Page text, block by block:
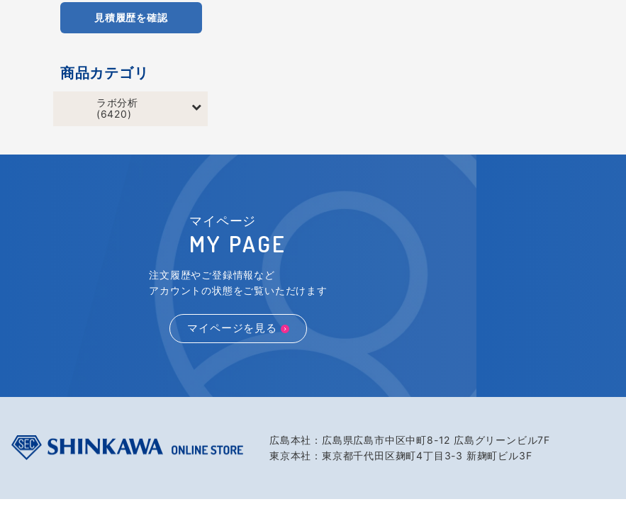
見積履歴を確認
商品カテゴリ
ラボ分析
(6420)
マイページ
MY PAGE
注文履歴やご登録情報など
アカウントの状態をご覧いただけます
マイページを見る
広島本社：広島県広島市中区中町8-12 広島グリーンビル7F
東京本社：東京都千代田区麹町4丁目3-3 新麹町ビル3F